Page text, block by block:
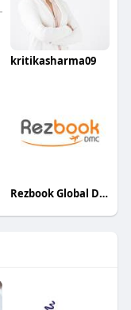
kritikasharma09
Rezbook Global DMC